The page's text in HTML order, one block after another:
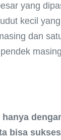
yang
kecil
dan
bisa